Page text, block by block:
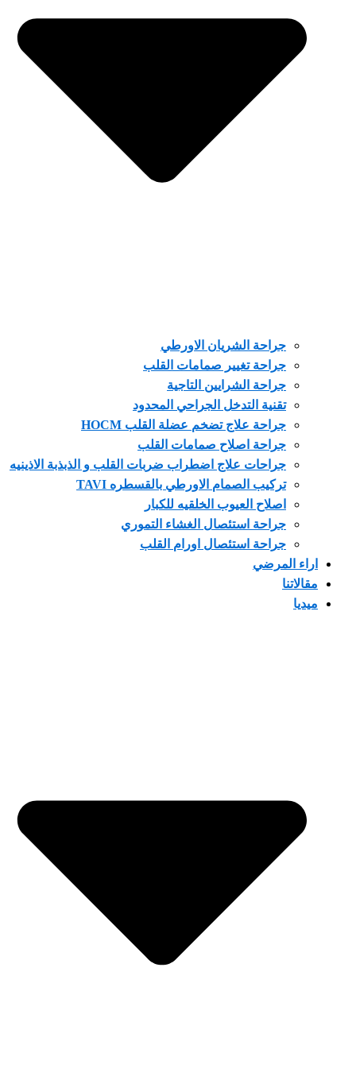
جراحة الشريان الاورطي
جراحة تغيير صمامات القلب
جراحة الشرايين التاجية
تقنية التدخل الجراحي المحدود
جراحة علاج تضخم عضلة القلب HOCM
جراحة اصلاح صمامات القلب
جراحات علاج اضطراب ضربات القلب و الذبذبة الاذينيه
تركيب الصمام الاورطي بالقسطره TAVI
اصلاح العيوب الخلقيه للكبار
جراحة استئصال الغشاء التموري
جراحة استئصال اورام القلب
المرضي